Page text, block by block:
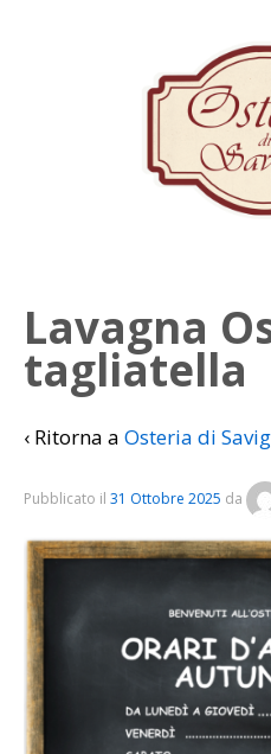
Lavagna
tagliatella
‹ Ritorna a Osteria di
Pubblicato il 31 Ottobre 2025 da